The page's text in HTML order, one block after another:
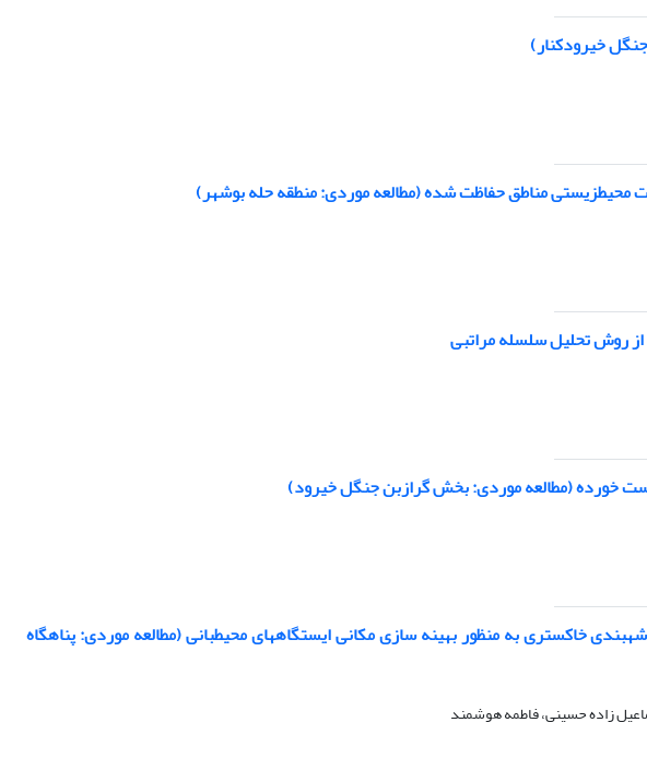
خیرودکنار)
محیطزیستی مناطق حفاظت شده (مطالعه موردی: منطقه حله بوشهر)
از روش تحلیل سلسله مراتبی
دست خورده (مطالعه موردی: بخش گرازبن جنگل خیرود)
خاکستری به منظور بهینه سازی مکانی ایستگاههای محیطبانی (مطالعه موردی: پناهگاه
زاده حسینی، فاطمه هوشمند